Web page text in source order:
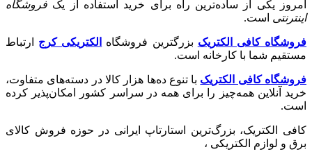
امروز یکی از ساده‌ترین راه برای خرید استفاده از یک فروشگاه
اینترنتی است.
فروشگاه کافی الکتریک بزرگترین فروشگاه الکتریکی کرج ارتباط
مستقیم شما با کارخانه است.
فروشگاه کافی الکتریک با تنوع ده‌ها هزار کالا در دسته‌های متفاوت،
خرید آنلاین همه‌چیز را برای همه در سراسر کشور امکان‌پذیر کرده
است.
کافی الکتریک، بزرگ‌ترین استارتاپ ایرانی در حوزه فروش کالای
برق و لوازم الکتریکی ،‌